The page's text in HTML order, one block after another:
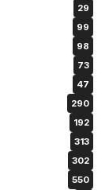
29
99
98
73
47
290
192
313
302
550